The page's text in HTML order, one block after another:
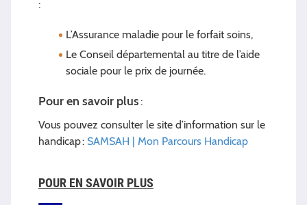
:
L’Assurance maladie pour le forfait soins,
Le Conseil départemental au titre de l’aide
sociale pour le prix de journée.
Pour en savoir plus:
Vous pouvez consulter le site d’information sur le
handicap : SAMSAH | Mon Parcours Handicap
POUR EN SAVOIR PLUS